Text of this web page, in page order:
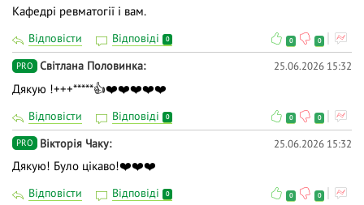
Кафедрі ревматогії і вам.
Відповісти Відповіді 0 0 0
PRO Світлана Половинка 25.06.2026 15:32
Дякую !+++*****👍❤️❤️❤️❤️❤️
Відповісти Відповіді 0 0 0
PRO Вiкторiя Чаку 25.06.2026 15:32
Дякую! Було цікаво!❤️❤️❤️
Відповісти Відповіді 0 0 0